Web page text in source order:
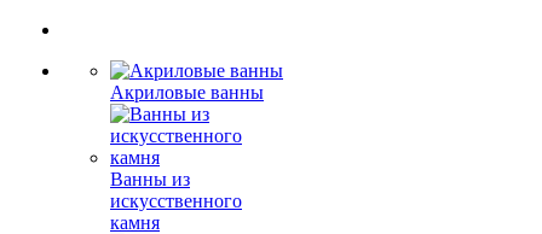
Акриловые ванны
Ванны из
искусственного
камня